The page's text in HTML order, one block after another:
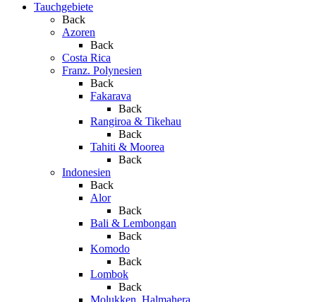
Tauchgebiete
Back
Azoren
Back
Costa Rica
Franz. Polynesien
Back
Fakarava
Back
Rangiroa & Tikehau
Back
Tahiti & Moorea
Back
Indonesien
Back
Alor
Back
Bali & Lembongan
Back
Komodo
Back
Lombok
Back